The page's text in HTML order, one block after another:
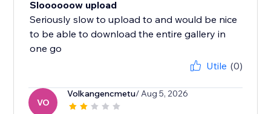
Sloooooow upload
Seriously slow to upload to and would be nice
to be able to download the entire gallery in
one go
Utile (0)
VO
Volkangencmetu/ Aug 5, 2026